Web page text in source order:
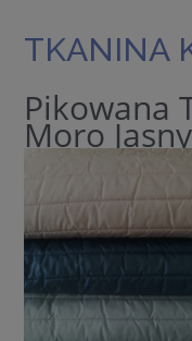
TKANINA
Pikowana
Moro